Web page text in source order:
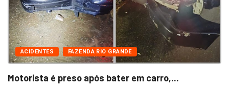
ACIDENTES FAZENDA RIO GRANDE
Motorista é preso após bater em carro,...